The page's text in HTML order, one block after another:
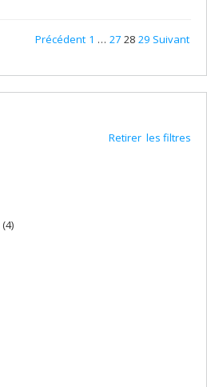
Précédent 1 … 27 28 29 Suivant
Retirer les filtres
(4)